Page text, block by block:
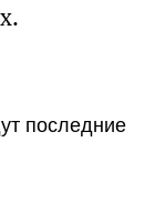
последние